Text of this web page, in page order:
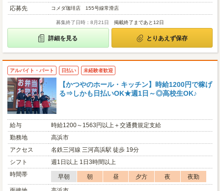
応募先
コメダ珈琲店 155号線常滑店
募集終了日時：8月21日 掲載終了まであと12日
詳細を見る とりあえず保存
アルバイト・パート 日払い 未経験者歓迎
【かつやのホール・キッチン】時給1200円で稼げ
る⇒しかも日払いOK★週1日～◎高校生OK♪
給与
時給1200～1563円以上＋交通費規定支給
勤務地
高浜市
アクセス
名鉄三河線 三河高浜駅 徒歩 19分
シフト
週1日以上 1日3時間以上
時間帯
早朝 朝 昼 夕方 夜
夜勤